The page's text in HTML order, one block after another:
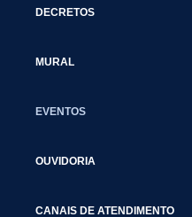
DECRETOS
MURAL
EVENTOS
OUVIDORIA
CANAIS DE ATENDIMENTO